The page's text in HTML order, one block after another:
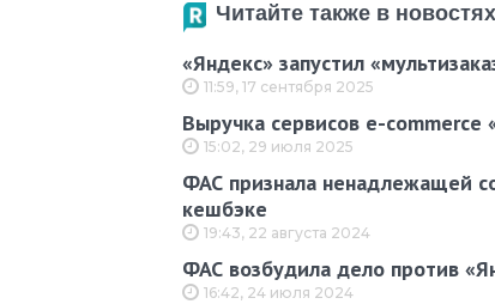
Читайте также в
«Яндекс» запустил
11:59, 17 сентября 2025
Выручка сервисов e-commerce
15:02, 29 июля 2025
ФАС признала ненадлежащей
кешбэке
19:43, 22 августа 2024
ФАС возбудила дело против
16:42, 24 июля 2024